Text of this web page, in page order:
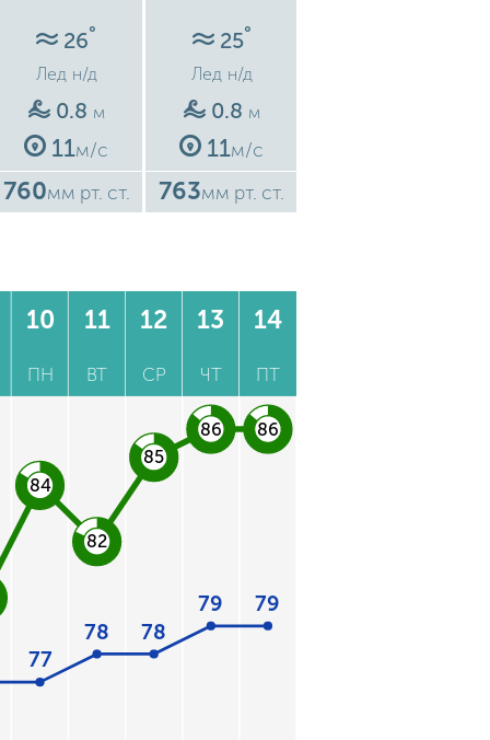
26°
Лед н/д
0.8 м
11м/с
760мм рт. ст.
25°
Лед н/д
0.8 м
11м/с
763мм рт. ст.
10
ПН
11
ВТ
12
СР
13
ЧТ
14
ПТ
77
78 78
79 79
84
82
85
86 86